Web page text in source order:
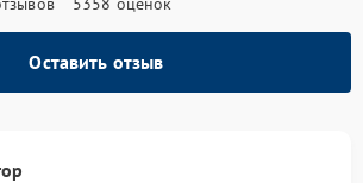
Оставить отзыв